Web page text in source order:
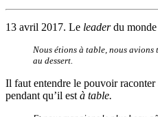
13 avril 2017. Le leaderdu monde
Nous étions à table, nous
au dessert.
Il faut entendre le pouvoir raconter
pendant qu’il est à table.